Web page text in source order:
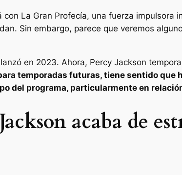
La Gran Profecía, una fuerza impulsora
Sin embargo, parece que veremos
en 2023. Ahora, Percy Jackson
temporadas futuras, tiene sentido que
del programa, particularmente en
acaba de